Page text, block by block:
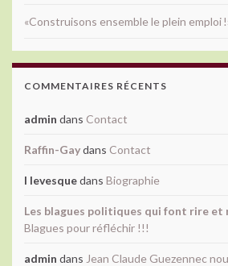
«Construisons ensemble le plein emploi
COMMENTAIRES RÉCENTS
admin dans Contact
Raffin-Gaydans Contact
l levesquedans Biographie
Les blagues politiques qui font rire et
Blagues pour réfléchir !!!
admin dans Jean Claude Guezennec